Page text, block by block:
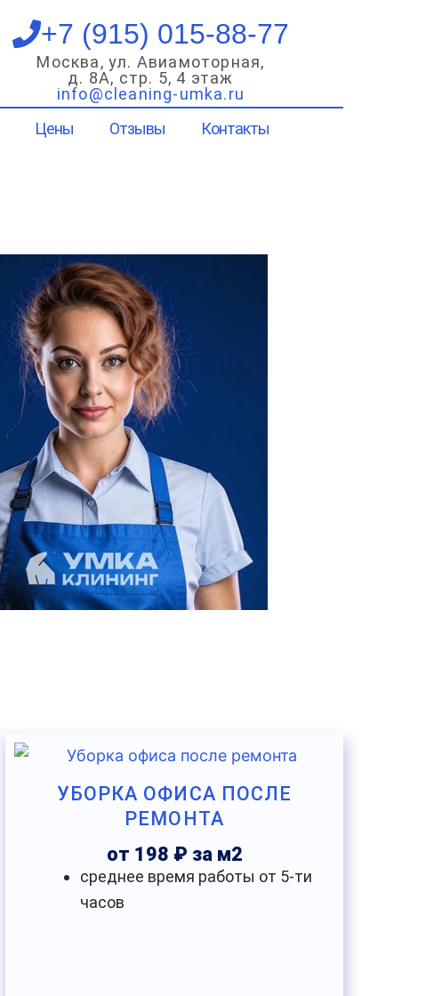
+7 (915) 015-88-77
Москва, ул. Авиамоторная,
д. 8А, стр. 5, 4 этаж
info@cleaning-umka.ru
Цены Отзывы Контакты
УБОРКА ОФИСА ПОСЛЕ
РЕМОНТА
от 198 ₽ за м2
среднее время работы от 5-ти
часов